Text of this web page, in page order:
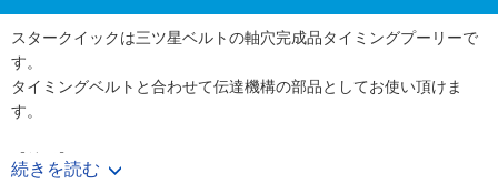
スタークイックは三ツ星ベルトの軸穴完成品タイミングプーリーで
す。
タイミングベルトと合わせて伝達機構の部品としてお使い頂けま
す。
【特長】
・使用する軸径に合わせて軸穴・キー・タップ加工付きの完成プー
続きを読む